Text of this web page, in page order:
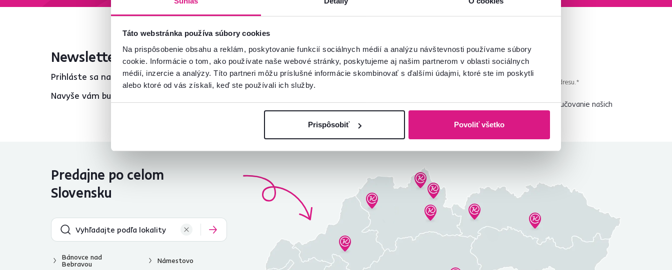
Táto webstránka používa súbory cookies
Na prispôsobenie obsahu a reklám, poskytovanie funkcií sociálnych médií a analýzu návštevnosti používame súbory
cookie. Informácie o tom, ako používate naše webové stránky, poskytujeme aj našim partnerom v oblasti sociálnych
médií, inzercie a analýzy. Títo partneri môžu príslušné informácie skombinovať s ďalšími údajmi, ktoré ste im poskytli
alebo ktoré od vás získali, keď ste používali ich služby.
Prispôsobiť Povoliť všetko
Newsletter
Prihláste sa na odber a získajte uvítaciu zľavu-5 %.
Navyše vám budeme posielať inšpirácie a výhodné ponuky pre vaše bývanie.
Odoberať
Súhlasím s posielaním pravidelného newslettra na uvedenú adresu.*
Chcete o všetkom vedieť ako prvý? Nastavte si doručovanie našich
e‑mailov tak, aby vám nič neušlo.
Predajne po celom
Slovensku
Bánovce nad
Bebravou
Námestovo